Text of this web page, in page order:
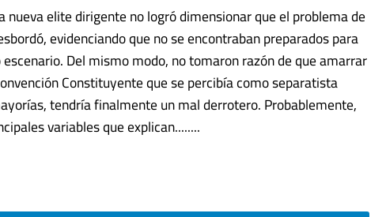
nueva elite dirigente no logró dimensionar que el problema de
evidenciando que no se encontraban preparados para
Del mismo modo, no tomaron razón de que amarrar
Constituyente que se percibía como separatista
tendría finalmente un mal derrotero. Probablemente,
variables que explican........